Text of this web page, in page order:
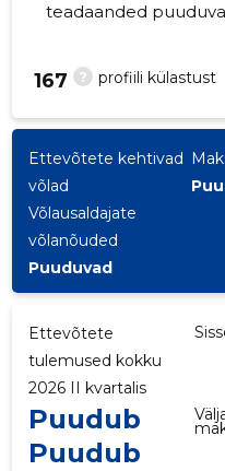
teadaanded
Ettevõtteid jälgib 0
? profiili külastust
167
Ettevõtete kehtivad
võlad
Võlausaldajate
võlanõuded
Puuduvad
Ettevõtete
tulemused kokku
2026 II kvartalis
Puudub
Puudub